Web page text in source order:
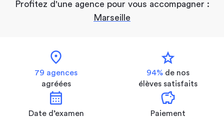
Profitez d'une agence pour vous accompagner :
Marseille
location_on
79 agences
agréées
star
94% de nos
élèves satisfaits
calendar_month
Date d’examen
savings
Paiement